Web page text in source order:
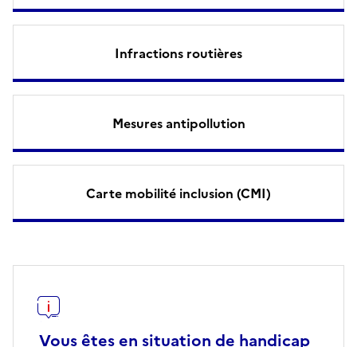
Infractions routières
Mesures antipollution
Carte mobilité inclusion (CMI)
Vous êtes en situation de handicap